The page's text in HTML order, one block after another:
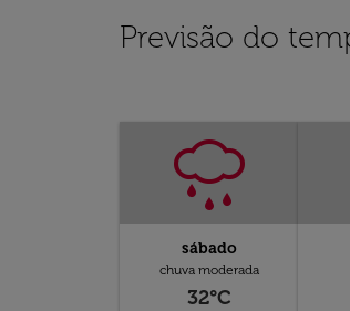
Previsão do
sábado
chuva moderada
32°C